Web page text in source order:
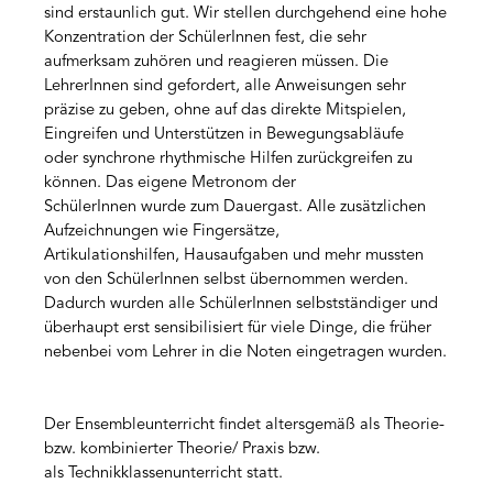
sind erstaunlich gut. Wir stellen durchgehend eine hohe
Konzentration der SchülerInnen fest, die sehr
aufmerksam zuhören und reagieren müssen. Die
LehrerInnen sind gefordert, alle Anweisungen sehr
präzise zu geben, ohne auf das direkte Mitspielen,
Eingreifen und Unterstützen in Bewegungsabläufe
oder synchrone rhythmische Hilfen zurückgreifen zu
können. Das eigene Metronom der
SchülerInnen wurde zum Dauergast. Alle zusätzlichen
Aufzeichnungen wie Fingersätze,
Artikulationshilfen, Hausaufgaben und mehr mussten
von den SchülerInnen selbst übernommen werden.
Dadurch wurden alle SchülerInnen selbstständiger und
überhaupt erst sensibilisiert für viele Dinge, die früher
nebenbei vom Lehrer in die Noten eingetragen wurden.
Der Ensembleunterricht findet altersgemäß als Theorie-
bzw. kombinierter Theorie/ Praxis bzw.
als Technikklassenunterricht statt.